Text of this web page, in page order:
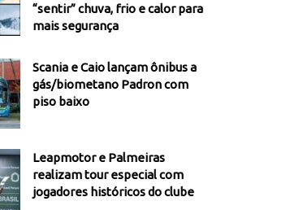
“sentir” chuva, frio e calor para
mais segurança
Scania e Caio lançam ônibus a
gás/biometano Padron com
piso baixo
Leapmotor e Palmeiras
realizam tour especial com
jogadores históricos do clube